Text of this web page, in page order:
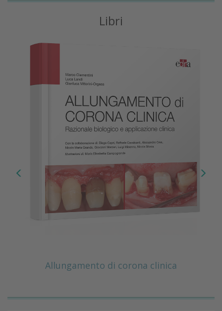
Libri